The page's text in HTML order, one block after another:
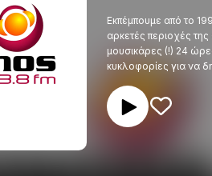
Εκπέμπουμε από το
αρκετές περιοχές
μουσικάρες (!) 24
κυκλοφορίες για να